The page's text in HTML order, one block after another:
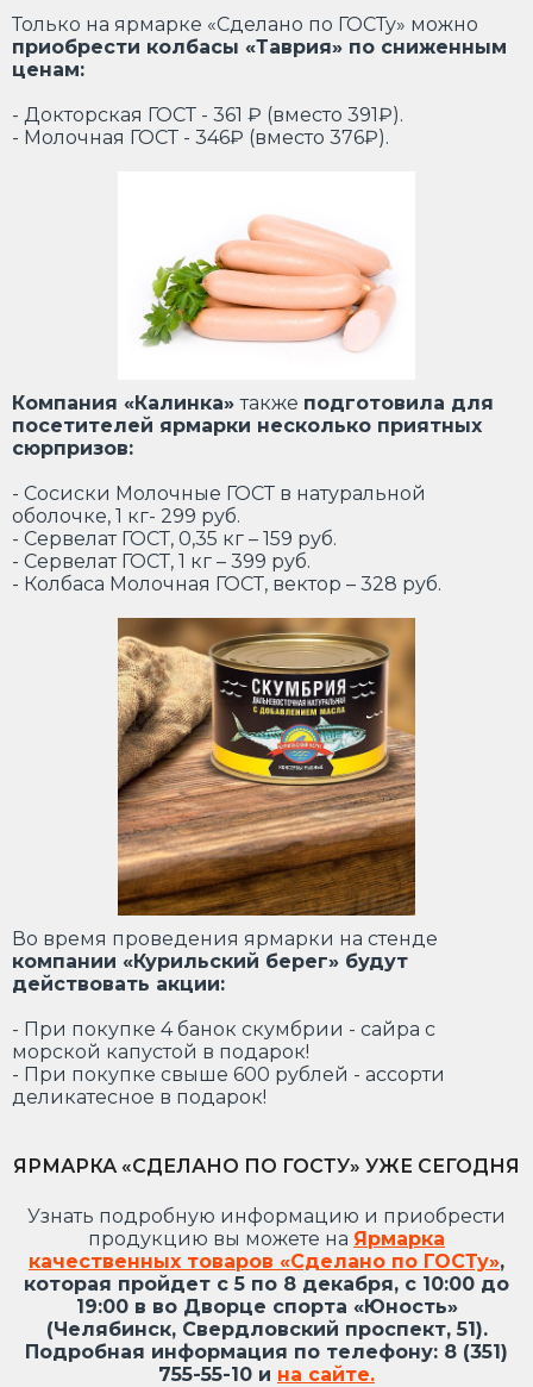
Только на ярмарке «Сделано по ГОСТу» можно
приобрести колбасы «Таврия» по сниженным
ценам:
- Докторская ГОСТ - 361 ₽ (вместо 391₽).
- Молочная ГОСТ - 346₽ (вместо 376₽).
Компания «Калинка»также подготовила для
посетителей ярмарки несколько приятных
сюрпризов:
- Сосиски Молочные ГОСТ в натуральной
оболочке, 1 кг- 299 руб.
- Сервелат ГОСТ, 0,35 кг – 159 руб.
- Сервелат ГОСТ, 1 кг – 399 руб.
- Колбаса Молочная ГОСТ, вектор – 328 руб.
Во время проведения ярмарки на стенде
компании «Курильский берег» будут
действовать акции:
- При покупке 4 банок скумбрии - сайра с
морской капустой в подарок!
- При покупке свыше 600 рублей - ассорти
деликатесное в подарок!
ЯРМАРКА «СДЕЛАНО ПО ГОСТУ» УЖЕ СЕГОДНЯ
Узнать подробную информацию и приобрести
продукцию вы можете на Ярмарка
качественных товаров «Сделано по ГОСТу»,
которая пройдет с 5 по 8 декабря, с 10:00 до
19:00 в во Дворце спорта «Юность»
(Челябинск, Свердловский проспект, 51).
Подробная информация по телефону: 8 (351)
755-55-10 и на сайте.